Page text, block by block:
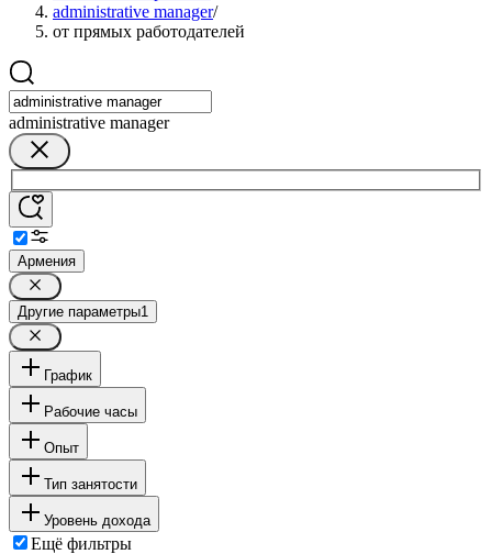
administrative manager/
от прямых работодателей
administrative manager
Армения
Другие параметры1
График
Рабочие часы
Опыт
Тип занятости
Уровень дохода
Ещё фильтры